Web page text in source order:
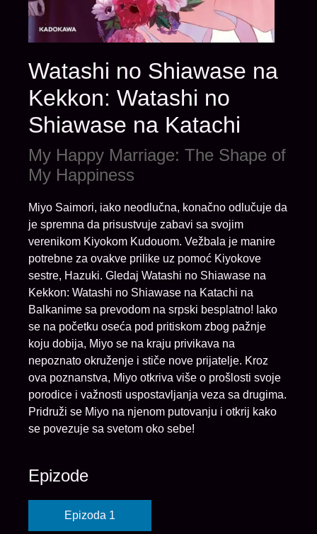
Watashi no Shiawase na
Kekkon: Watashi no
Shiawase na Katachi
My Happy Marriage: The Shape of
My Happiness
Miyo Saimori, iako neodlučna, konačno odlučuje da
je spremna da prisustvuje zabavi sa svojim
verenikom Kiyokom Kudouom. Vežbala je manire
potrebne za ovakve prilike uz pomoć Kiyokove
sestre, Hazuki. Gledaj Watashi no Shiawase na
Kekkon: Watashi no Shiawase na Katachi na
Balkanime sa prevodom na srpski besplatno! Iako
se na početku oseća pod pritiskom zbog pažnje
koju dobija, Miyo se na kraju privikava na
nepoznato okruženje i stiče nove prijatelje. Kroz
ova poznanstva, Miyo otkriva više o prošlosti svoje
porodice i važnosti uspostavljanja veza sa drugima.
Pridruži se Miyo na njenom putovanju i otkrij kako
se povezuje sa svetom oko sebe!
Epizode
Epizoda 1